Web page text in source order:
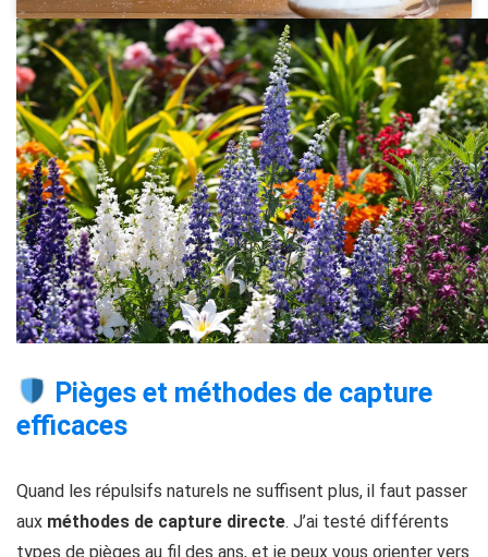
Pièges et méthodes de capture
efficaces
Quand les répulsifs naturels ne suffisent plus, il faut passer
aux méthodes de capture directe. J’ai testé différents
types de pièges au fil des ans, et je peux vous orienter vers